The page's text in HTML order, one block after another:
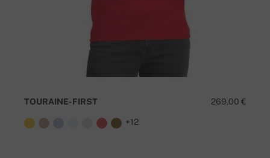
269,00 €
TOURAINE-FIRST
+12